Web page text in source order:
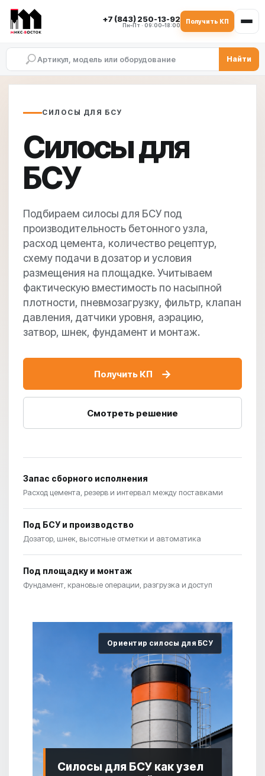
+7 (843) 250-13-92
Пн–Пт · 09:00–18:00
Получить КП
Найти
Силосы для БСУ под хранение цемента
Подбор силоса для бетонного узла по
Комплектация силоса БСУ: фильтр,
СИЛОСЫ ДЛЯ БСУ
Силосы для
БСУ
Подбираем силосы для БСУ под
производительность бетонного узла,
расход цемента, количество рецептур,
схему подачи в дозатор и условия
размещения на площадке. Учитываем
фактическую вместимость по насыпной
плотности, пневмозагрузку, фильтр, клапан
давления, датчики уровня, аэрацию,
затвор, шнек, фундамент и монтаж.
Получить КП →
Смотреть решение
Запас сборного исполнения
Расход цемента, резерв и интервал между поставками
Под БСУ и производство
Дозатор, шнек, высотные отметки и автоматика
Под площадку и монтаж
Фундамент, крановые операции, разгрузка и доступ
Ориентир силосы для БСУ
Силосы для БСУ как узел